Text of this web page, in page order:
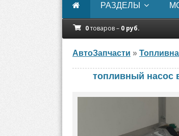
РАЗДЕЛЫ
0товаров – 0 руб.
АвтоЗапчасти »
топливный насос